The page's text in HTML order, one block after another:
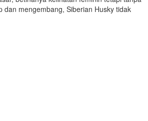
mengembang, Siberian Husky tidak